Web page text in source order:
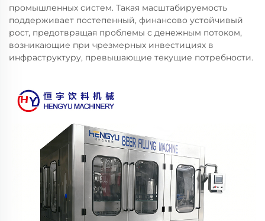
промышленных систем. Такая масштабируемость
поддерживает постепенный, финансово устойчивый
рост, предотвращая проблемы с денежным потоком,
возникающие при чрезмерных инвестициях в
инфраструктуру, превышающие текущие потребности.